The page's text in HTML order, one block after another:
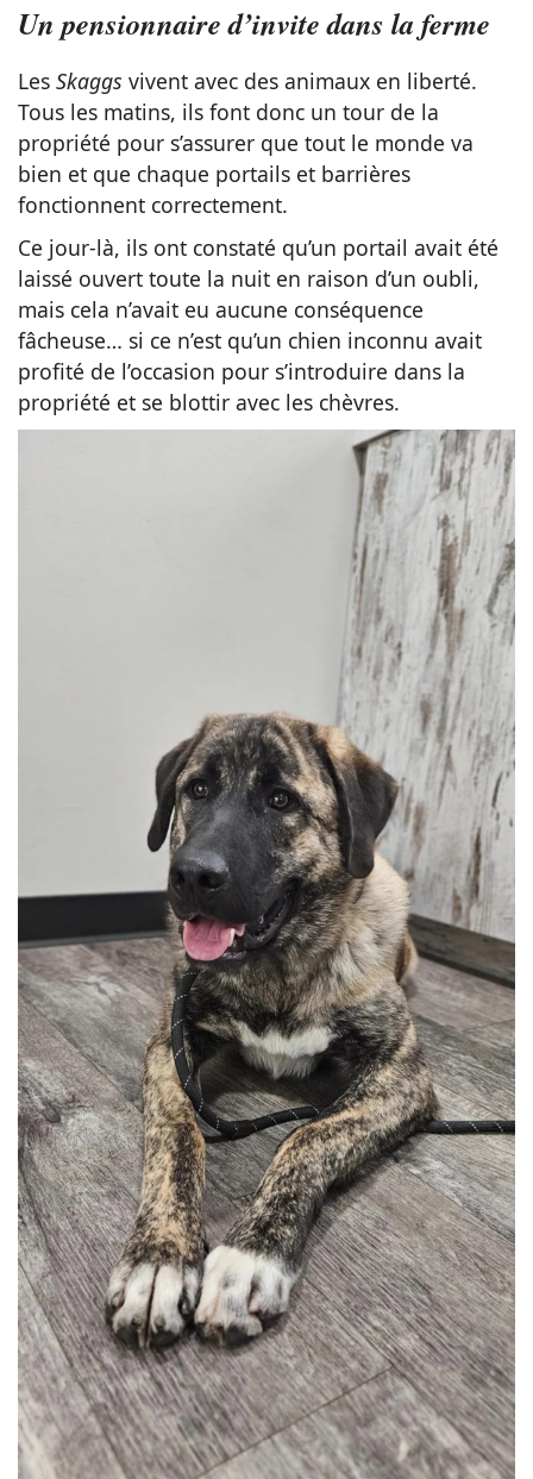
Un pensionnaire d’invite dans la ferme
Les Skaggs vivent avec des animaux en liberté.
Tous les matins, ils font donc un tour de la
propriété pour s’assurer que tout le monde va
bien et que chaque portails et barrières
fonctionnent correctement.
Ce jour-là, ils ont constaté qu’un portail avait été
laissé ouvert toute la nuit en raison d’un oubli,
mais cela n’avait eu aucune conséquence
fâcheuse… si ce n’est qu’un chien inconnu avait
profité de l’occasion pour s’introduire dans la
propriété et se blottir avec les chèvres.